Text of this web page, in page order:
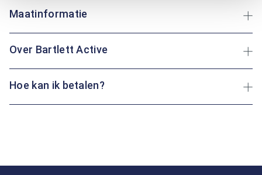
Maatinformatie
Over Bartlett Active
Hoe kan ik betalen?